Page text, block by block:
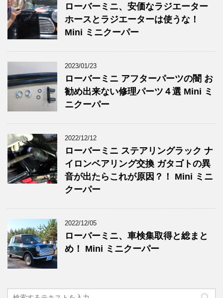
ローバーミニ、安価なラジエーター
ホースとラジエーターは使うな！
Mini ミニクーパー
2023/01/23
ローバーミニ アフターパーツの闇 お
勧め出来ない修理パーツ４選 Mini ミ
ニクーパー
2022/12/12
ローバーミニ ステアリングラック ナ
イロンベアリング交換 ガタゴトの異
音が出たらこれが原因？！ Mini ミニ
クーパー
2022/12/05
ローバーミニ、車検集取得と総まと
め！ Mini ミニクーパー